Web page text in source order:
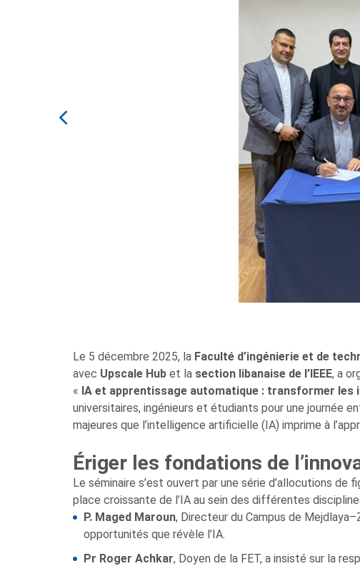
Le 5 décembre 2025, la Faculté d’ingénierie et de
avec Upscale Hub et la section libanaise de l’IEEE, a
« IA et apprentissage automatique : transformer les
universitaires, ingénieurs et étudiants pour une journée
majeures que l’intelligence artificielle (IA) imprime à
Ériger les fondations de
Le séminaire s’est ouvert par une série d’allocutions
place croissante de l’IA au sein des différentes
P. Maged Maroun, Directeur du Campus de
opportunités que révèle l’IA.
Pr Roger Achkar, Doyen de la FET, a insisté sur la